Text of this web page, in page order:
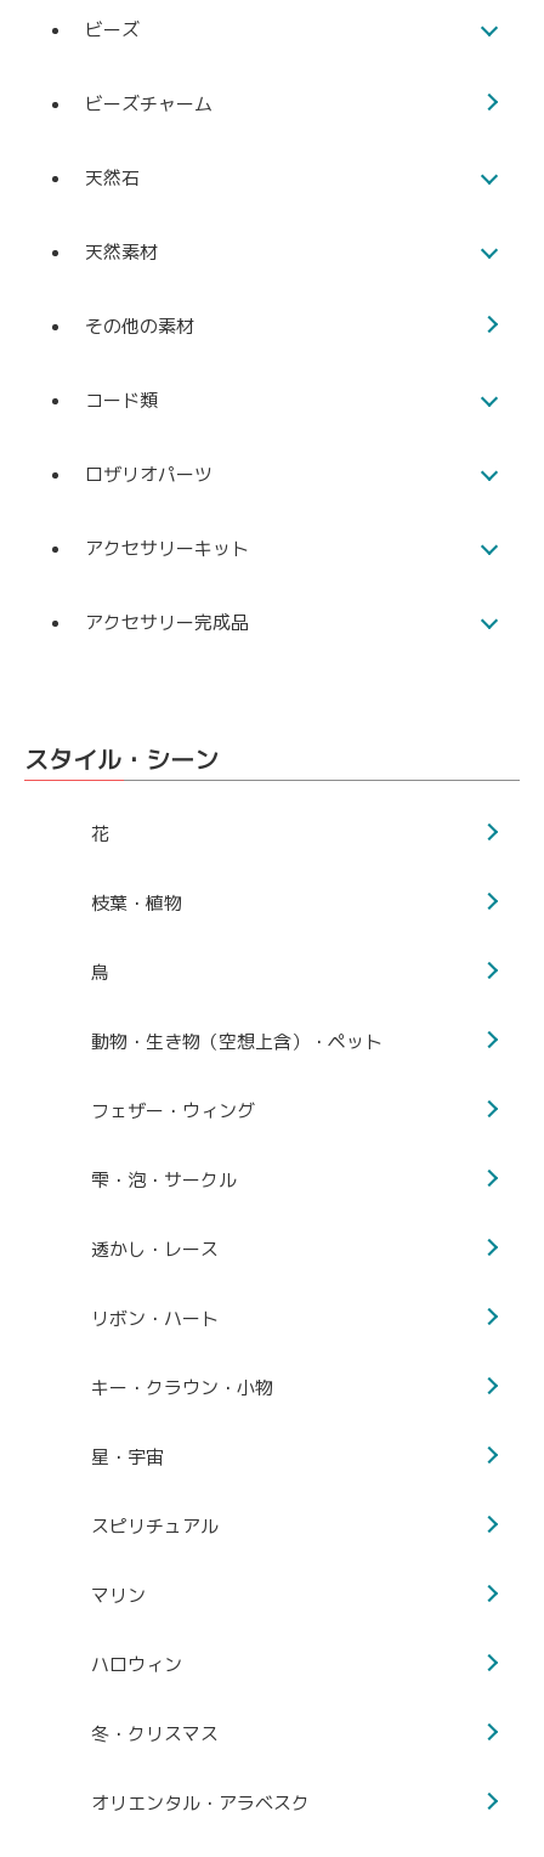
ビーズ
ビーズチャーム
天然石
天然素材
その他の素材
コード類
ロザリオパーツ
アクセサリーキット
アクセサリー完成品
スタイル・シーン
花
枝葉・植物
鳥
動物・生き物（空想上含）・ペット
フェザー・ウィング
雫・泡・サークル
透かし・レース
リボン・ハート
キー・クラウン・小物
星・宇宙
スピリチュアル
マリン
ハロウィン
冬・クリスマス
オリエンタル・アラベスク